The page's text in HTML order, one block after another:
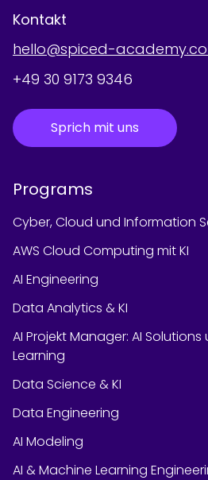
Kontakt
hello@spiced-
+49 30 9173 9346
Sprich mit uns
Programs
Cyber, Cloud und Information
AWS Cloud Computing mit KI
AI Engineering
Data Analytics & KI
AI Projekt Manager: AI
Learning
Data Science & KI
Data Engineering
AI Modeling
AI & Machine Learning